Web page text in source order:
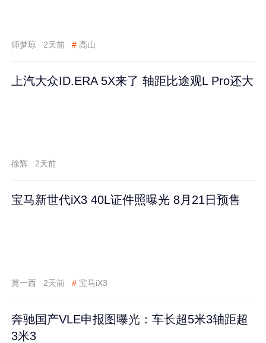
师梦琼 2天前 # 高山
上汽大众ID.ERA 5X来了 轴距比途观L Pro还大
徐辉 2天前
宝马新世代iX3 40L证件照曝光 8月21日预售
莫一西 2天前 # 宝马iX3
奔驰国产VLE申报图曝光：车长超5米3轴距超
3米3